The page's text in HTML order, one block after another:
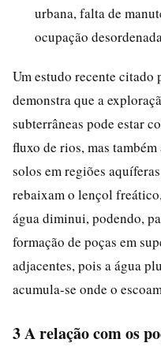
urbana, falta de
ocupação
Um estudo recente
demonstra que a
subterrâneas pode estar
fluxo de rios, mas
solos em regiões
rebaixam o lençol
água diminui, podendo,
formação de poças em
adjacentes, pois a água
acumula-se onde o
3 A relação com os